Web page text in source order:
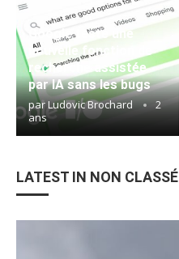
Google teste une
nouvelle fonction de
recherche assistée
par IA sans les bugs
parLudovic Brochard
2
ans
LATEST IN NON CLASSÉ